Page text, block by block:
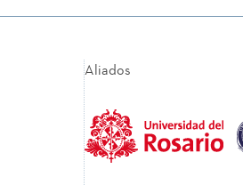
Aliados